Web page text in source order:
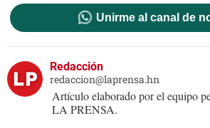
Unirme al canal de
Redacción
redaccion@laprensa.hn
Artículo elaborado por el equipo
LA PRENSA.